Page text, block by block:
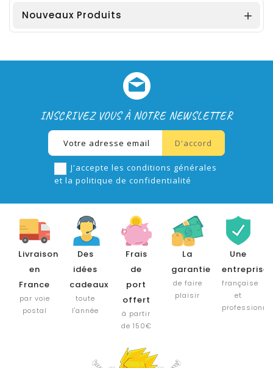
Nouveaux Produits 
INSCRIVEZ VOUS À NOTRE NEWSLETTER
J'accepte les conditions générales
et la politique de confidentialité
Livraison
en
France
par voie
postal
Des
idées
cadeaux
toute
l'année
Frais
de
port
offert
à partir
de 150€
La
garantie
de faire
plaisir
Une
entreprise
française
et